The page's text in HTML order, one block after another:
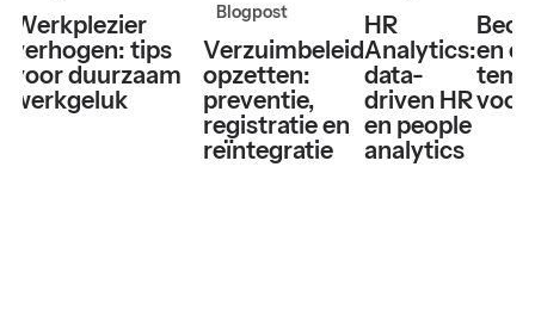
Werkplezier
verhogen: tips
voor duurzaam
werkgeluk
Blogpost
Verzuimbeleid
opzetten:
preventie,
registratie en
reïntegratie
HR
Analytics:
data-
driven HR
en people
analytics
en